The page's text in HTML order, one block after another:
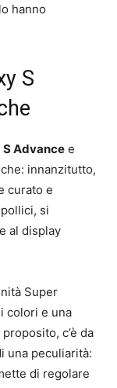
hanno
S
S Advance e
innanzitutto,
curato e
si
al display
Super
colori e una
c’è da
una peculiarità:
di regolare